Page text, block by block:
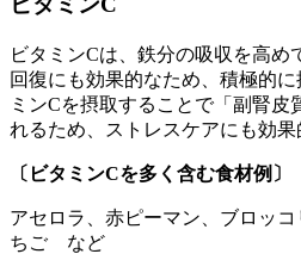
ビタミンCは、鉄分の吸収を高め
回復にも効果的なため、積極的
ミンCを摂取することで「副腎皮
れるため、ストレスケアにも効果
〔ビタミンCを多く含む食材例〕
アセロラ、赤ピーマン、ブロッ
ちご など